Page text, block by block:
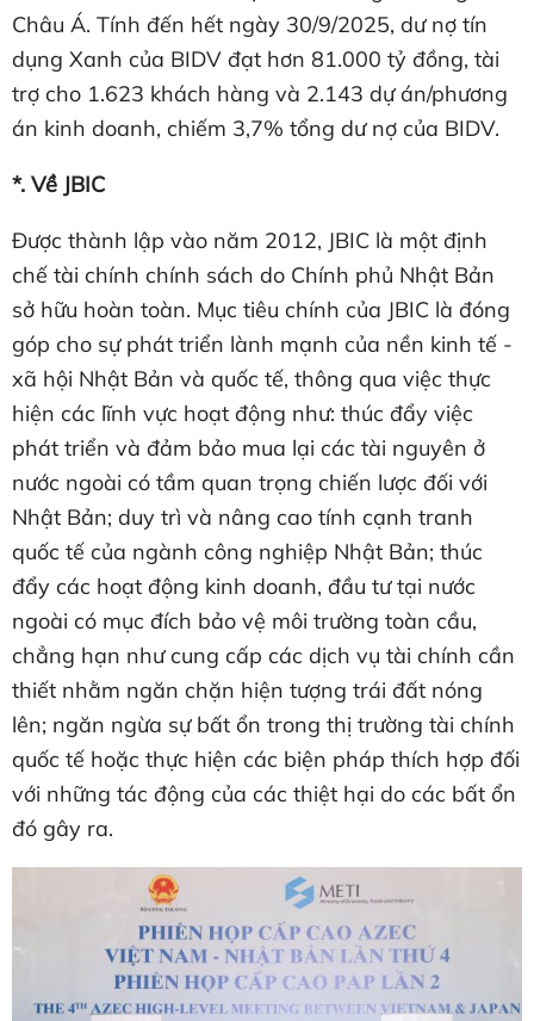
Châu Á. Tính đến hết ngày 30/9/2025, dư nợ tín
dụng Xanh của BIDV đạt hơn 81.000 tỷ đồng, tài
trợ cho 1.623 khách hàng và 2.143 dự án/phương
án kinh doanh, chiếm 3,7% tổng dư nợ của BIDV.
*. Về JBIC
Được thành lập vào năm 2012, JBIC là một định
chế tài chính chính sách do Chính phủ Nhật Bản
sở hữu hoàn toàn. Mục tiêu chính của JBIC là đóng
góp cho sự phát triển lành mạnh của nền kinh tế -
xã hội Nhật Bản và quốc tế, thông qua việc thực
hiện các lĩnh vực hoạt động như: thúc đẩy việc
phát triển và đảm bảo mua lại các tài nguyên ở
nước ngoài có tầm quan trọng chiến lược đối với
Nhật Bản; duy trì và nâng cao tính cạnh tranh
quốc tế của ngành công nghiệp Nhật Bản; thúc
đẩy các hoạt động kinh doanh, đầu tư tại nước
ngoài có mục đích bảo vệ môi trường toàn cầu,
chẳng hạn như cung cấp các dịch vụ tài chính cần
thiết nhằm ngăn chặn hiện tượng trái đất nóng
lên; ngăn ngừa sự bất ổn trong thị trường tài chính
quốc tế hoặc thực hiện các biện pháp thích hợp đối
với những tác động của các thiệt hại do các bất ổn
đó gây ra.